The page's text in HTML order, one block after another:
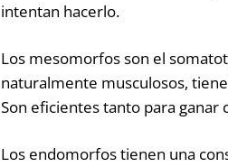
intentan hacerlo.
Los mesomorfos son el
naturalmente musculosos,
Son eficientes tanto para ganar
Los endomorfos tienen una